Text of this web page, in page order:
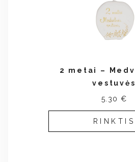
2 metai –
vestuvės
5.30 €
RINKTIS